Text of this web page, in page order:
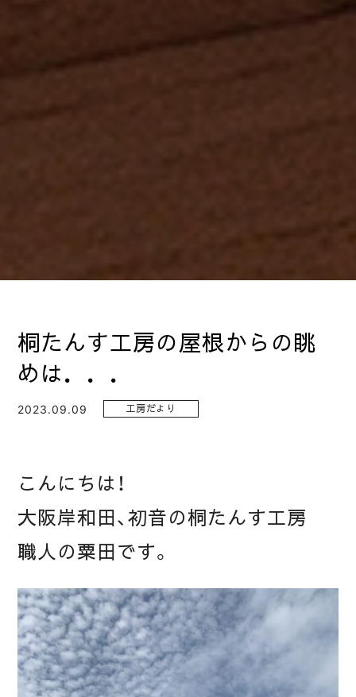
桐たんす工房の屋根からの眺
めは．．．
2023.09.09 工房だより
こんにちは！
大阪岸和田、初音の桐たんす工房
職人の粟田です。